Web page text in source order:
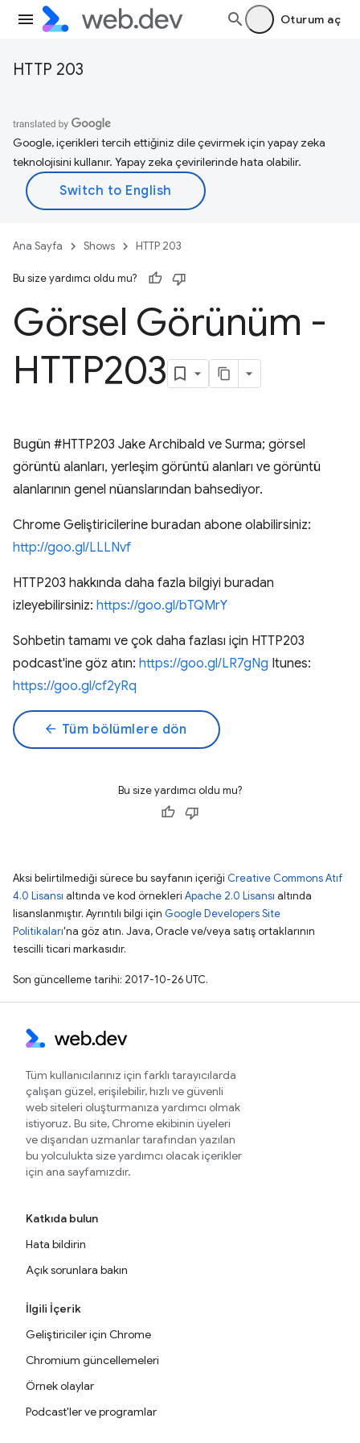
Oturum aç
HTTP 203
Google, içerikleri tercih ettiğiniz dile çevirmek için yapay zeka
teknolojisini kullanır. Yapay zeka çevirilerinde hata olabilir.
Ana Sayfa Shows HTTP 203
Bu size yardımcı oldu mu?
Görsel Görünüm -
HTTP203
Bugün #HTTP203 Jake Archibald ve Surma; görsel
görüntü alanları, yerleşim görüntü alanları ve görüntü
alanlarının genel nüanslarından bahsediyor.
Chrome Geliştiricilerine buradan abone olabilirsiniz:
http://goo.gl/LLLNvf
HTTP203 hakkında daha fazla bilgiyi buradan
izleyebilirsiniz: https://goo.gl/bTQMrY
Sohbetin tamamı ve çok daha fazlası için HTTP203
podcast'ine göz atın: https://goo.gl/LR7gNg Itunes:
https://goo.gl/cf2yRq
arrow_back Tüm bölümlere dön
Bu size yardımcı oldu mu?
Aksi belirtilmediği sürece bu sayfanın içeriği Creative Commons Atıf
4.0 Lisansı altında ve kod örnekleri Apache 2.0 Lisansı altında
lisanslanmıştır. Ayrıntılı bilgi için Google Developers Site
Politikaları'na göz atın. Java, Oracle ve/veya satış ortaklarının
tescilli ticari markasıdır.
Son güncelleme tarihi: 2017-10-26 UTC.
Tüm kullanıcılarınız için farklı tarayıcılarda
çalışan güzel, erişilebilir, hızlı ve güvenli
web siteleri oluşturmanıza yardımcı olmak
istiyoruz. Bu site, Chrome ekibinin üyeleri
ve dışarıdan uzmanlar tarafından yazılan
bu yolculukta size yardımcı olacak içerikler
için ana sayfamızdır.
Katkıda bulun
Hata bildirin
Açık sorunlara bakın
İlgili İçerik
Geliştiriciler için Chrome
Chromium güncellemeleri
Örnek olaylar
Podcast'ler ve programlar